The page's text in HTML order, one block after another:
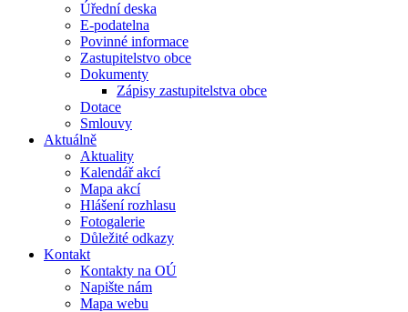
Úřední deska
E-podatelna
Povinné informace
Zastupitelstvo obce
Dokumenty
Zápisy zastupitelstva obce
Dotace
Smlouvy
Aktuálně
Aktuality
Kalendář akcí
Mapa akcí
Hlášení rozhlasu
Fotogalerie
Důležité odkazy
Kontakt
Kontakty na OÚ
Napište nám
Mapa webu